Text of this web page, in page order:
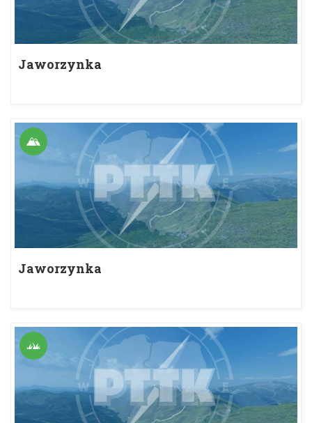
Jaworzynka
Jaworzynka